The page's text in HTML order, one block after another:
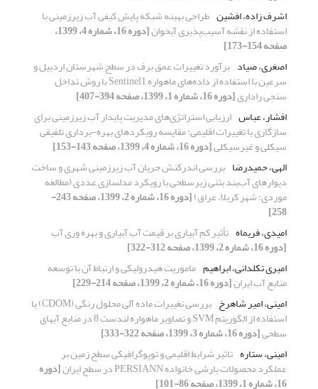
اشرف زاده، افشین طراحی بهینه شبکه پایش کیفی آب زیرزمینی با
استفاده از نقشه آسیب‌پذیری آبخوان [دوره 16، شماره 4، 1399،
صفحه 154-173]
اصغری، صیاد برآورد تغییرات عمق برف در سطح شهرستان اردبیل و
سرعین با استفاده از داده‌های ماهواره Sentinel1 با روش تداخل
سنجی راداری[دوره 16، شماره 1، 1399، صفحه 394-407]
افشار، عباس ارزیابی استراتژی‌های مدیریت پایدار آب زیرزمینی برای
سازگاری با تغییرات اقلیمی: مقایسه رویکردهای بهره-برداری تلفیقی
سیکلی و غیرسیکلی[دوره 16، شماره 4، 1399، صفحه 143-153]
الهی، حمیدرضا بررسی اندرکنش جریان آب زیرزمینی شهری و ساخت
دیوارهای آب‌بند بتنی زیرسطحی با رویکرد مدلسازی عددی (مطالعه
موردی: شهر کربلا، عراق) [دوره 16، شماره 2، 1399، صفحه 243-
258]
امیدی، فریماه تأثیر کم آبیاری بر قیمت آب آبیاری و بهره وری آب
[دوره 16، شماره 2، 1399، صفحه 312-322]
امیرى تکلدانى، ابراهیم ماموریت هیدرولیکی و ارتباط آن با توسعه
منابع آب ایران[دوره 16، شماره 2، 1399، صفحه 214-229]
امینی، امیر شاهرخ
بررسی تغییرات ماده آلی محلول رنگی (CDOM) با
استفاده از الگوریتم SVM و تصاویر ماهواره لندست 8 در منابع آبهای
سطحی[دوره 16، شماره 3، 1399، صفحه 322-333]
امینی، ستاره تاثیر شرایط اقلیمی و توپوگرافیکی سطح زمین بر
عملکرد محصولات بارشی خانواده PERSIANN در سطح ایران [دوره
16، شماره 1، 1399، صفحه 86-101]